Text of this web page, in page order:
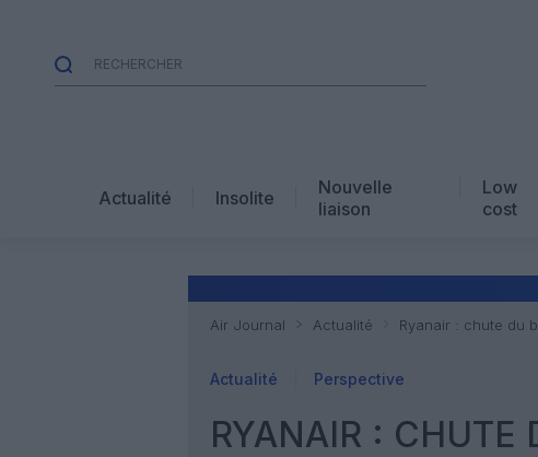
Actualité Insolite
Nouvelle
liaison
Low
cost
Air Journal Actualité Ryanair : chute du
Actualité Perspective
RYANAIR : CHUTE